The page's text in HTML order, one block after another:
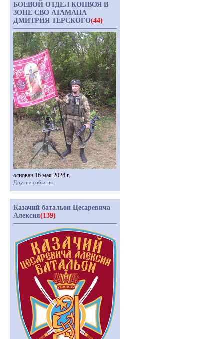
БОЕВОЙ ОТДЕЛ КОНВОЯ В
ЗОНЕ СВО АТАМАНА
ДМИТРИЯ ТЕРСКОГО(44)
основан 16 мая 2024 г.
Другие события
Казачий батальон Цесаревича
Алексия(139)